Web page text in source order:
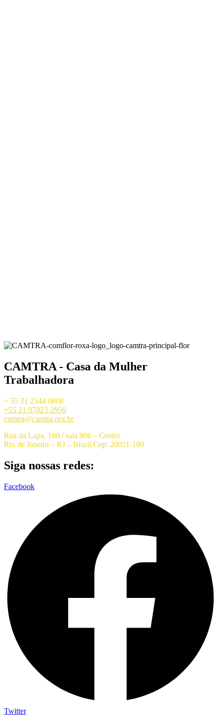
CAMTRA - Casa da Mulher
Trabalhadora
+ 55 21 2544 0808
+55 21 97023-2950
camtra@camtra.org.br
Rua da Lapa, 180 / sala 806 – Centro
Rio de Janeiro – RJ – Brasil Cep: 20021-180
Siga nossas redes:
Facebook
Twitter